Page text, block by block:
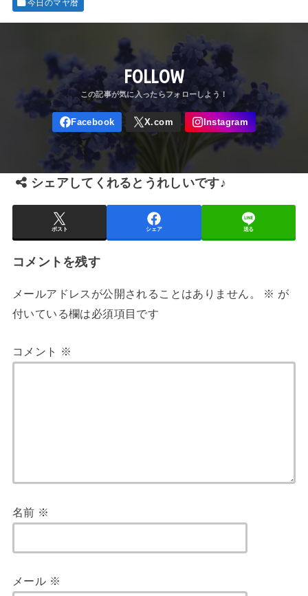
今日のマヤ暦
FOLLOW
シェアしてくれるとうれしいです♪
ポスト シェア 送る
コメントを残す
メールアドレスが公開されることはありません。 ※ が
付いている欄は必須項目です
コメント ※
名前 ※
メール ※